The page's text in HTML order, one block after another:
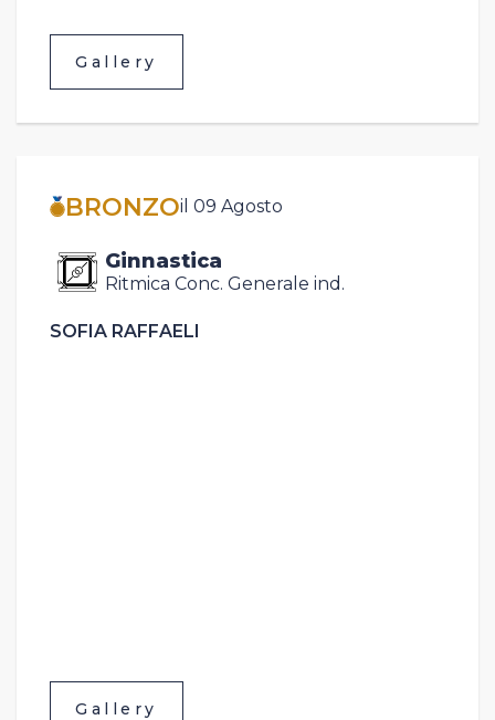
Gallery
BRONZOil 09 Agosto
Ginnastica
Ritmica Conc. Generale ind.
SOFIA RAFFAELI
Gallery